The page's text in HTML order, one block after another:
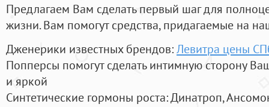
Предлагаем Вам сделать первый шаг для
жизни. Вам помогут средства, придагаемые на
Дженерики известных брендов:Левитра цены
Попперсы помогут сделать интимную сторону
и яркой
Синтетические гормоны роста: Динатроп,